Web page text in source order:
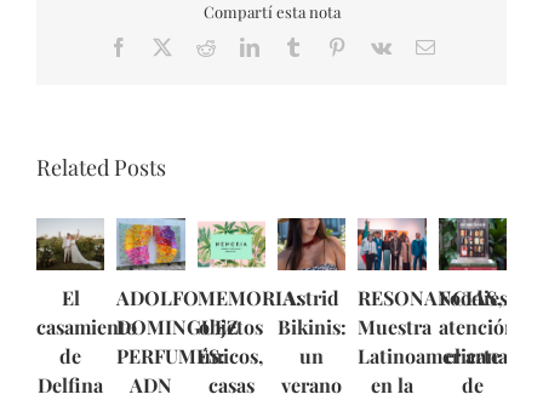
Compartí esta nota
Facebook RedditLinkedInTumblr Pinterest
Vk Email
Related Posts
El
casamiento
de
Delfina
ADOLFO
DOMINGUEZ
PERFUMES:
ADN
MEMORIA:
objetos
únicos,
casas
Astrid
Bikinis:
un
verano
RESONANCIAS,
Muestra
Latinoamericana
en la
Foodies,
atención:
el arte
de